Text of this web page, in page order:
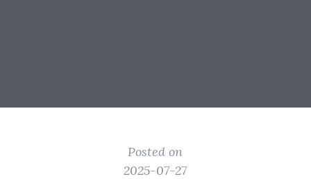
Posted on
2025-07-27